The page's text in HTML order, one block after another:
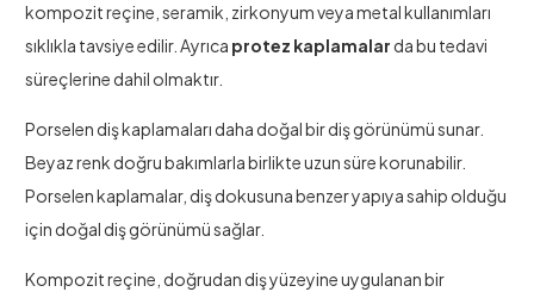
kompozit reçine, seramik, zirkonyum veya metal kullanımları
sıklıkla tavsiye edilir. Ayrıca protez kaplamalar da bu tedavi
süreçlerine dahil olmaktır.
Porselen diş kaplamaları daha doğal bir diş görünümü sunar.
Beyaz renk doğru bakımlarla birlikte uzun süre korunabilir.
Porselen kaplamalar, diş dokusuna benzer yapıya sahip olduğu
için doğal diş görünümü sağlar.
Kompozit reçine, doğrudan diş yüzeyine uygulanan bir